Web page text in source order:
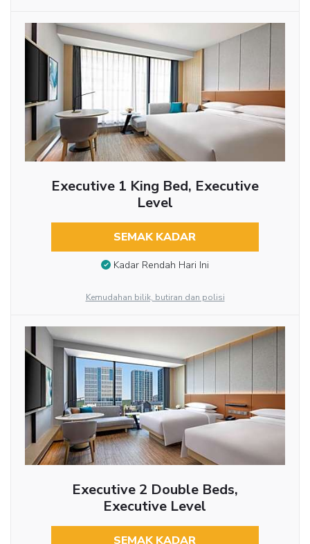
Executive 1 King Bed, Executive
Level
SEMAK KADAR
Kadar Rendah Hari Ini
Kemudahan bilik, butiran dan polisi
Executive 2 Double Beds,
Executive Level
SEMAK KADAR